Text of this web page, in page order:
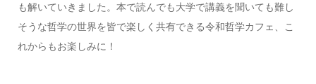
も解いていきました。本で読んでも大学で講義を聞いても難し
そうな哲学の世界を皆で楽しく共有できる令和哲学カフェ、こ
れからもお楽しみに！